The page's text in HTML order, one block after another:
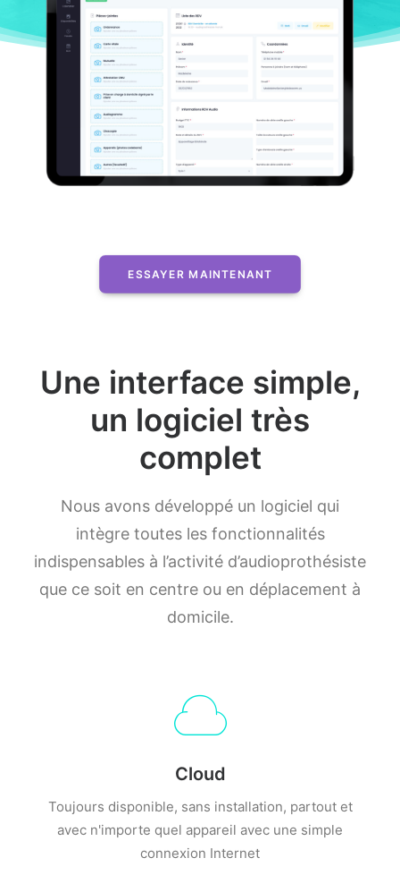
ESSAYER MAINTENANT
Une interface simple,
un logiciel très
complet
Nous avons développé un logiciel qui
intègre toutes les fonctionnalités
indispensables à l’activité d’audioprothésiste
que ce soit en centre ou en déplacement à
domicile.
Cloud
Toujours disponible, sans installation, partout et
avec n'importe quel appareil avec une simple
connexion Internet